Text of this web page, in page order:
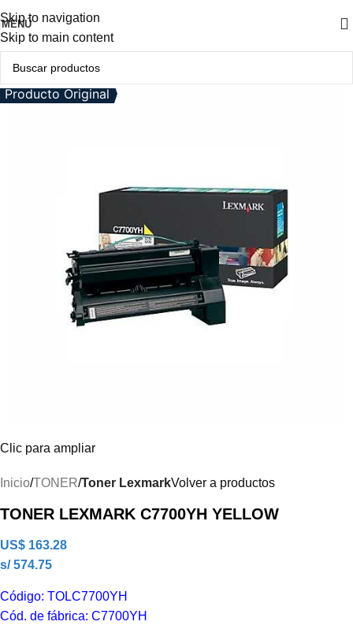
Skip to navigation
Skip to main content
MENÚ
Producto Original
Clic para ampliar
Inicio TONER Toner LexmarkVolver a productos
TONER LEXMARK C7700YH YELLOW
US$ 163.28
s/ 574.75
Código: TOLC7700YH
Cód. de fábrica: C7700YH